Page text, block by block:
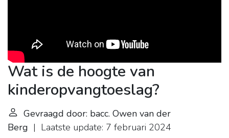
Wat is de hoogte van
kinderopvangtoeslag?
Gevraagd door: bacc. Owen van der
Berg | Laatste update: 7 februari 2024